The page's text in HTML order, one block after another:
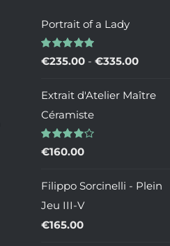
Portrait of a Lady
Valutato
5.00 su 5
€235.00 - €335.00Fascia
prezzo:
Extrait d'Atelier Maître
Céramiste
Valutato
4.00
€160.00
Filippo Sorcinelli - Plein
Jeu III-V
€165.00